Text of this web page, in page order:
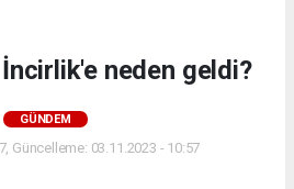
neden geldi?
GÜNDEM
Güncelleme: 03.11.2023 - 10:57